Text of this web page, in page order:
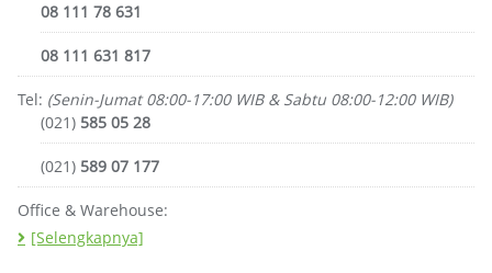
08 111 78 631
08 111 631 817
Tel: (Senin-Jumat 08:00-17:00 WIB & Sabtu 08:00-12:00 WIB)
(021) 585 05 28
(021) 589 07 177
Office & Warehouse:
[Selengkapnya]